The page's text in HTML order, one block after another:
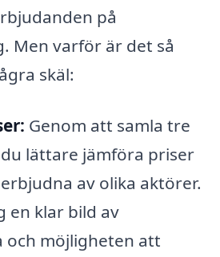
på
Men varför är det så
skäl:
Genom att samla tre
lättare jämföra priser
av olika aktörer.
en klar bild av
och möjligheten att